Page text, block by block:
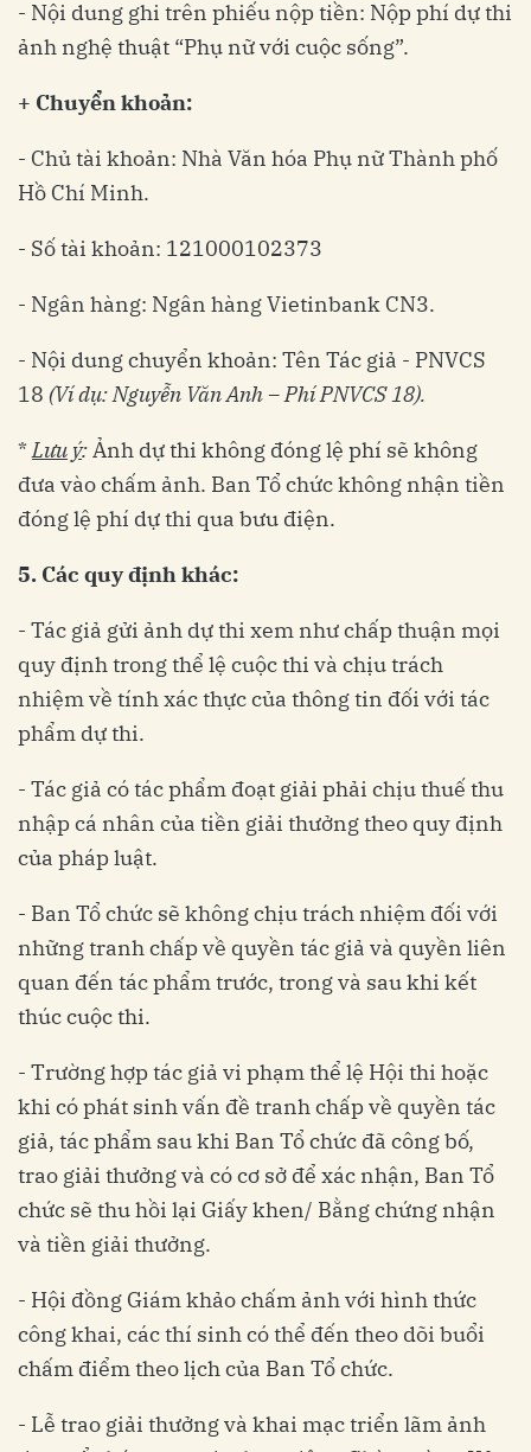
- Nội dung ghi trên phiếu nộp tiền: Nộp phí dự thi
ảnh nghệ thuật “Phụ nữ với cuộc sống”.
+ Chuyển khoản:
- Chủ tài khoản: Nhà Văn hóa Phụ nữ Thành phố
Hồ Chí Minh.
- Số tài khoản: 121000102373
- Ngân hàng: Ngân hàng Vietinbank CN3.
- Nội dung chuyển khoản: Tên Tác giả - PNVCS
18 (Ví dụ: Nguyễn Văn Anh – Phí PNVCS 18).
*Lưu ý:Ảnh dự thi không đóng lệ phí sẽ không
đưa vào chấm ảnh. Ban Tổ chức không nhận tiền
đóng lệ phí dự thi qua bưu điện.
5. Các quy định khác:
- Tác giả gửi ảnh dự thi xem như chấp thuận mọi
quy định trong thể lệ cuộc thi và chịu trách
nhiệm về tính xác thực của thông tin đối với tác
phẩm dự thi.
- Tác giả có tác phẩm đoạt giải phải chịu thuế thu
nhập cá nhân của tiền giải thưởng theo quy định
của pháp luật.
- Ban Tổ chức sẽ không chịu trách nhiệm đối với
những tranh chấp về quyền tác giả và quyền liên
quan đến tác phẩm trước, trong và sau khi kết
thúc cuộc thi.
- Trường hợp tác giả vi phạm thể lệ Hội thi hoặc
khi có phát sinh vấn đề tranh chấp về quyền tác
giả, tác phẩm sau khi Ban Tổ chức đã công bố,
trao giải thưởng và có cơ sở để xác nhận, Ban Tổ
chức sẽ thu hồi lại Giấy khen/ Bằng chứng nhận
và tiền giải thưởng.
- Hội đồng Giám khảo chấm ảnh với hình thức
công khai, các thí sinh có thể đến theo dõi buổi
chấm điểm theo lịch của Ban Tổ chức.
- Lễ trao giải thưởng và khai mạc triển lãm ảnh